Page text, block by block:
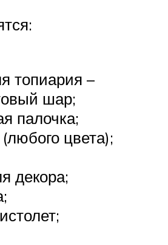
топиария –
шар;
палочка;
цвета);
декора;